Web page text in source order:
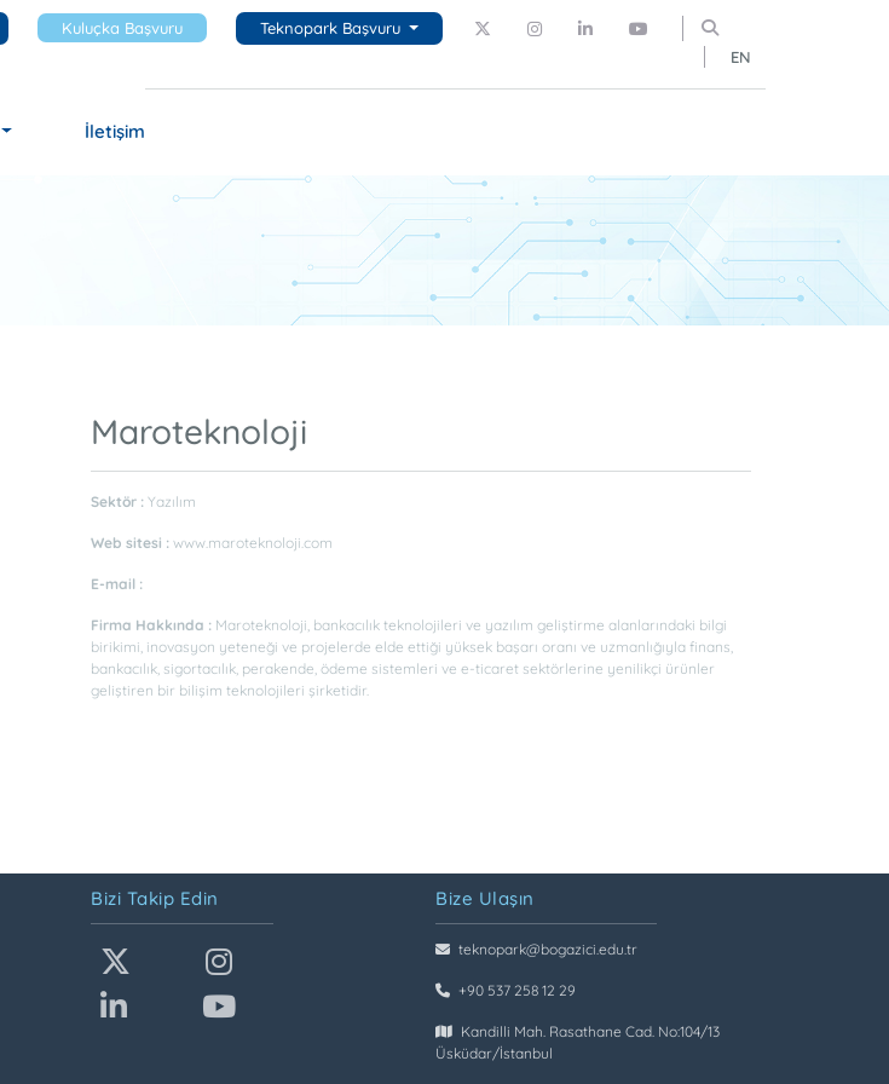
Kuluçka Başvuru
Teknopark Başvuru
EN
İletişim
Maroteknoloji
Sektör : Yazılım
Web sitesi : www.maroteknoloji.com
E-mail :
Firma Hakkında : Maroteknoloji, bankacılık teknolojileri ve yazılım geliştirme alanlarındaki bilgi
birikimi, inovasyon yeteneği ve projelerde elde ettiği yüksek başarı oranı ve uzmanlığıyla finans,
bankacılık, sigortacılık, perakende, ödeme sistemleri ve e-ticaret sektörlerine yenilikçi ürünler
geliştiren bir bilişim teknolojileri şirketidir.
Bizi Takip Edin Bize Ulaşın
teknopark@bogazici.edu.tr
+90 537 258 12 29
Kandilli Mah. Rasathane Cad. No:104/13
Üsküdar/İstanbul